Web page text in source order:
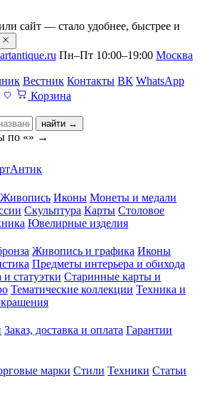
сайт — стало удобнее, быстрее и
Пн–Пт 10:00–19:00 Москва
Вестник Контакты ВК WhatsApp
Корзина
найти →
по «» →
Живопись Иконы Монеты и медали
Скульптура Карты Столовое
Ювелирные изделия
Живопись и графика Иконы
Предметы интерьера и обихода
статуэтки Старинные карты и
Тематические коллекции Техника и
Заказ, доставка и оплата Гарантии
марки Стили Техники Статьи